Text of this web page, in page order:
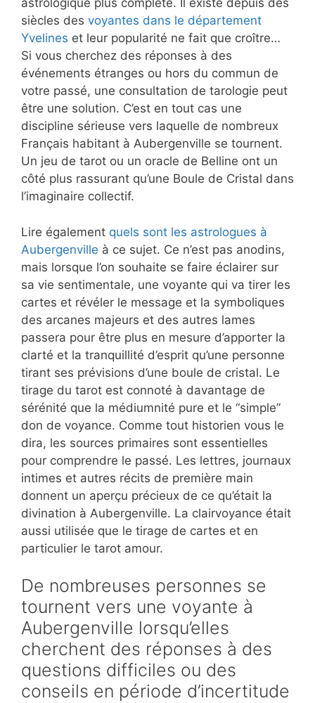
astrologique plus complète. Il existe depuis des
siècles des voyantes dans le département
Yvelines et leur popularité ne fait que croître…
Si vous cherchez des réponses à des
événements étranges ou hors du commun de
votre passé, une consultation de tarologie peut
être une solution. C’est en tout cas une
discipline sérieuse vers laquelle de nombreux
Français habitant à Aubergenville se tournent.
Un jeu de tarot ou un oracle de Belline ont un
côté plus rassurant qu’une Boule de Cristal dans
l’imaginaire collectif.
Lire également quels sont les astrologues à
Aubergenville à ce sujet. Ce n’est pas anodins,
mais lorsque l’on souhaite se faire éclairer sur
sa vie sentimentale, une voyante qui va tirer les
cartes et révéler le message et la symboliques
des arcanes majeurs et des autres lames
passera pour être plus en mesure d’apporter la
clarté et la tranquillité d’esprit qu’une personne
tirant ses prévisions d’une boule de cristal. Le
tirage du tarot est connoté à davantage de
sérénité que la médiumnité pure et le “simple”
don de voyance. Comme tout historien vous le
dira, les sources primaires sont essentielles
pour comprendre le passé. Les lettres, journaux
intimes et autres récits de première main
donnent un aperçu précieux de ce qu’était la
divination à Aubergenville. La clairvoyance était
aussi utilisée que le tirage de cartes et en
particulier le tarot amour.
De nombreuses personnes se
tournent vers une voyante à
Aubergenville lorsqu’elles
cherchent des réponses à des
questions difficiles ou des
conseils en période d’incertitude